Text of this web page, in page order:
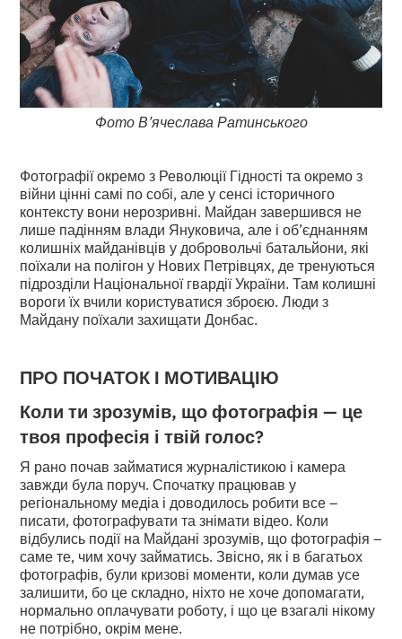
Фото В’ячеслава Ратинського
Фотографії окремо з Революції Гідності та окремо з
війни цінні самі по собі, але у сенсі історичного
контексту вони нерозривні. Майдан завершився не
лише падінням влади Януковича, але і об’єднанням
колишніх майданівців у добровольчі батальйони, які
поїхали на полігон у Нових Петрівцях, де тренуються
підрозділи Національної гвардії України. Там колишні
вороги їх вчили користуватися зброєю. Люди з
Майдану поїхали захищати Донбас.
ПРО ПОЧАТОК І МОТИВАЦІЮ
Коли ти зрозумів, що фотографія — це
твоя професія і твій голос?
Я рано почав займатися журналістикою і камера
завжди була поруч. Спочатку працював у
регіональному медіа і доводилось робити все –
писати, фотографувати та знімати відео. Коли
відбулись події на Майдані зрозумів, що фотографія –
саме те, чим хочу займатись. Звісно, як і в багатьох
фотографів, були кризові моменти, коли думав усе
залишити, бо це складно, ніхто не хоче допомагати,
нормально оплачувати роботу, і що це взагалі нікому
не потрібно, окрім мене.